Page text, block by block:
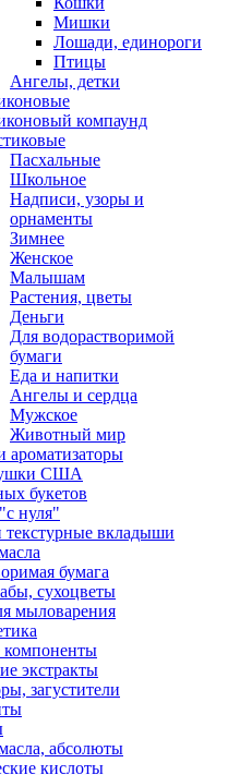
Мишки
Лошади, единороги
Птицы
Ангелы, детки
компаунд
Пасхальные
Школьное
Надписи, узоры и
орнаменты
Зимнее
Женское
Малышам
Растения, цветы
Деньги
Для водорастворимой
бумаги
Еда и напитки
Ангелы и сердца
Мужское
Животный мир
США
букетов
нуля"
вкладыши
бумага
сухоцветы
мыловарения
экстракты
загустители
абсолюты
кислоты